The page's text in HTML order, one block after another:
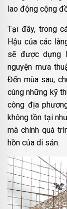
lao động cộng
Tại đây, trong
Hậu của các
sẽ được dựng
nguyện mưa
Đến mùa sau,
cùng những kỹ
công địa
không tồn tại
mà chính quá
hồn của di sản.